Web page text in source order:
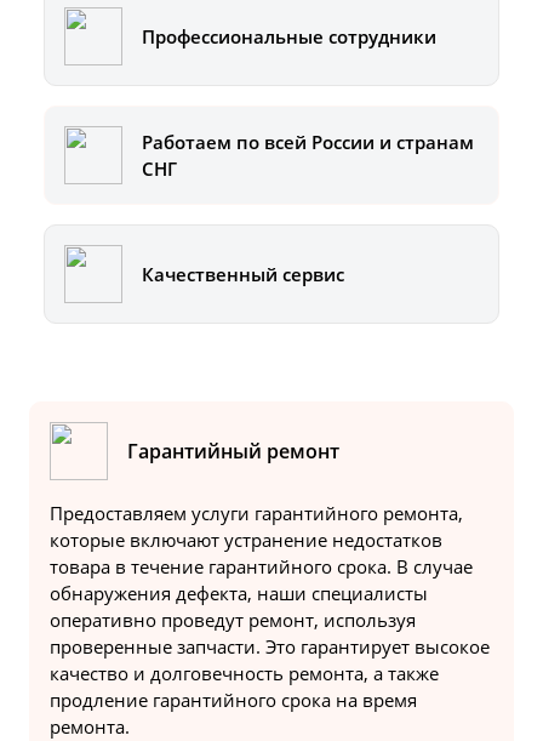
Профессиональные сотрудники
Работаем по всей России и странам
СНГ
Качественный сервис
Гарантийный ремонт
Предоставляем услуги гарантийного ремонта,
которые включают устранение недостатков
товара в течение гарантийного срока. В случае
обнаружения дефекта, наши специалисты
оперативно проведут ремонт, используя
проверенные запчасти. Это гарантирует высокое
качество и долговечность ремонта, а также
продление гарантийного срока на время
ремонта.